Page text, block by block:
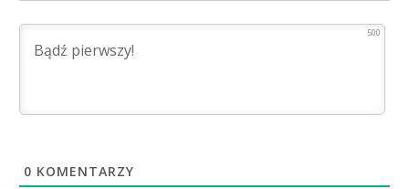
500
0 KOMENTARZY